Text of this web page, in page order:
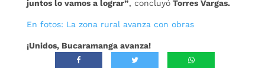
juntos lo vamos a lograr”, concluyóTorres Vargas.
En fotos: La zona rural avanza con obras
¡Unidos, Bucaramanga avanza!